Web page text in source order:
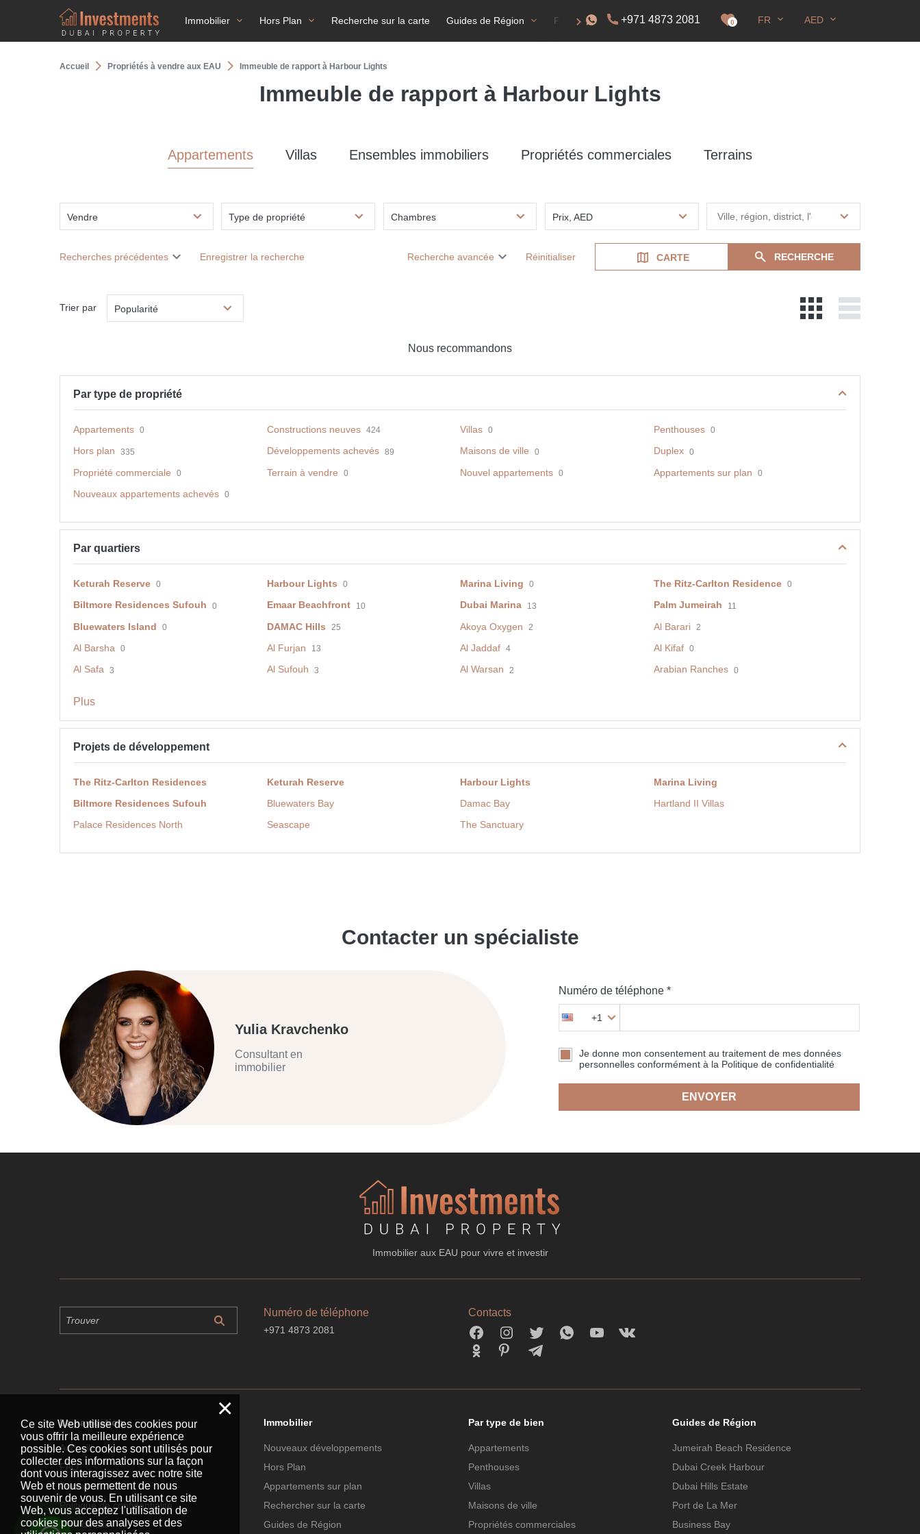
Immobilier Hors Plan Recherche sur la carte Guides de Région FAQ TDS+971 4873 2081 0 FR AED
Accueil Propriétés à vendre aux EAU Immeuble de rapport à Harbour Lights
Immeuble de rapport à Harbour Lights
Appartements Villas Ensembles immobiliers Propriétés commerciales Terrains
Vendre Type de propriété Chambres Prix, AED
Recherches précédentes Enregistrer la recherche Recherche avancée Réinitialiser CARTE RECHERCHE
Trier par Popularité
Nous recommandons
Par type de propriété
Appartements 0 Constructions neuves 424 Villas 0 Penthouses 0
Hors plan 335 Développements achevés 89 Maisons de ville 0 Duplex 0
Propriété commerciale 0 Terrain à vendre 0 Nouvel appartements 0 Appartements sur plan 0
Nouveaux appartements achevés 0
Par quartiers
Keturah Reserve 0 Harbour Lights 0 Marina Living 0 The Ritz-Carlton Residence 0
Biltmore Residences Sufouh 0 Emaar Beachfront 10 Dubai Marina 13 Palm Jumeirah 11
Bluewaters Island 0 DAMAC Hills 25 Akoya Oxygen 2 Al Barari 2
Al Barsha 0 Al Furjan 13 Al Jaddaf 4 Al Kifaf 0
Al Safa 3 Al Sufouh 3 Al Warsan 2 Arabian Ranches 0
Plus
Projets de développement
The Ritz-Carlton Residences Keturah Reserve Harbour Lights
Marina Living
Biltmore Residences Sufouh
Bluewaters Bay Damac Bay
Hartland II Villas
Palace Residences North
Seascape The Sanctuary
Contacter un spécialiste
Yulia Kravchenko
Consultant en
immobilier
Numéro de téléphone *
+1
Je donne mon consentement au traitement de mes données
personnelles conformément à la Politique de confidentialité
ENVOYER
Immobilier aux EAU pour vivre et investir
Numéro de téléphone
+971 4873 2081
Contacts
La navigation
Accueil
FAQ
Contacter
Politique de confidentialité
Plan du site
Immobilier
Nouveaux développements
Hors Plan
Appartements sur plan
Rechercher sur la carte
Guides de Région
Par type de bien
Appartements
Penthouses
Villas
Maisons de ville
Propriétés commerciales
Guides de Région
Jumeirah Beach Residence
Dubai Creek Harbour
Dubai Hills Estate
Port de La Mer
Business Bay
×
Ce site Web utilise des cookies pour
vous offrir la meilleure expérience
possible. Ces cookies sont utilisés pour
collecter des informations sur la façon
dont vous interagissez avec notre site
Web et nous permettent de nous
souvenir de vous. En utilisant ce site
Web, vous acceptez l'utilisation de
cookies pour des analyses et des